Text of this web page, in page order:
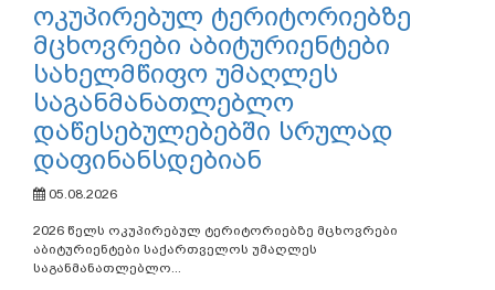
ოკუპირებულ ტერიტორიებზე
მცხოვრები აბიტურიენტები
სახელმწიფო უმაღლეს
საგანმანათლებლო
დაწესებულებებში სრულად
დაფინანსდებიან
05.08.2026
2026 წელს ოკუპირებულ ტერიტორიებზე მცხოვრები
აბიტურიენტები საქართველოს უმაღლეს
საგანმანათლებლო...